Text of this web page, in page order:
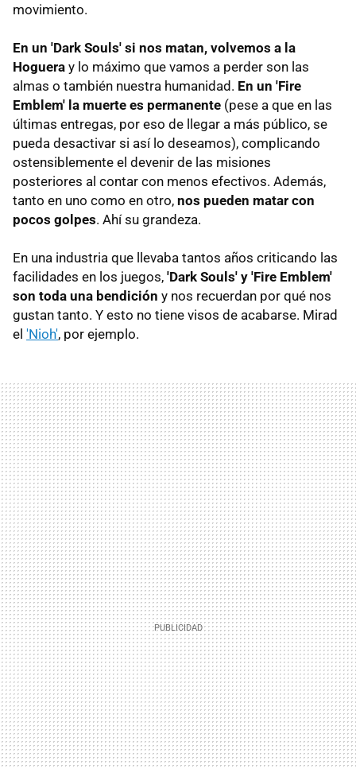
movimiento.
En un 'Dark Souls' si nos matan, volvemos a la
Hoguera y lo máximo que vamos a perder son las
almas o también nuestra humanidad. En un 'Fire
Emblem' la muerte es permanente (pese a que en las
últimas entregas, por eso de llegar a más público, se
pueda desactivar si así lo deseamos), complicando
ostensiblemente el devenir de las misiones
posteriores al contar con menos efectivos. Además,
tanto en uno como en otro, nos pueden matar con
pocos golpes. Ahí su grandeza.
En una industria que llevaba tantos años criticando las
facilidades en los juegos, 'Dark Souls' y 'Fire Emblem'
son toda una bendición y nos recuerdan por qué nos
gustan tanto. Y esto no tiene visos de acabarse. Mirad
el 'Nioh', por ejemplo.